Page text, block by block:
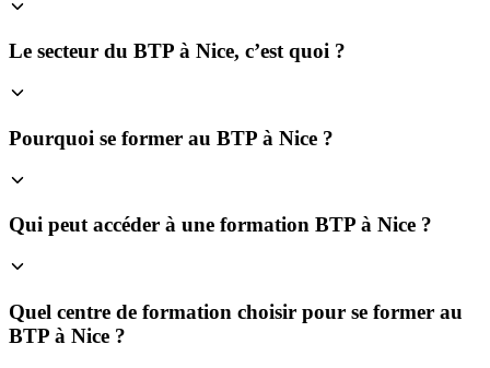
Le secteur du BTP à Nice, c’est quoi ?
Pourquoi se former au BTP à Nice ?
Qui peut accéder à une formation BTP à Nice ?
Quel centre de formation choisir pour se former au
BTP à Nice ?